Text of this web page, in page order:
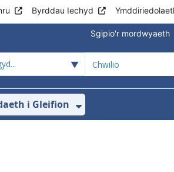
Byrddau Iechyd
Sgipio'r mordwyaeth
Ni ar gyfer
i Gleifion
Dangos